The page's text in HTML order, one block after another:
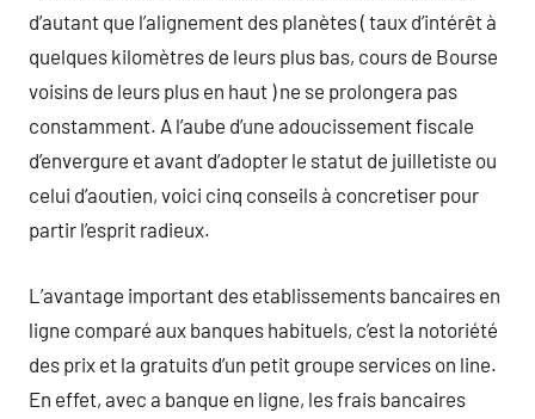
d’autant que l’alignement des planètes ( taux d’intérêt à
quelques kilomètres de leurs plus bas, cours de Bourse
voisins de leurs plus en haut ) ne se prolongera pas
constamment. A l’aube d’une adoucissement fiscale
d’envergure et avant d’adopter le statut de juilletiste ou
celui d’aoutien, voici cinq conseils à concretiser pour
partir l’esprit radieux.
L’avantage important des etablissements bancaires en
ligne comparé aux banques habituels, c’est la notoriété
des prix et la gratuits d’un petit groupe services on line.
En effet, avec a banque en ligne, les frais bancaires